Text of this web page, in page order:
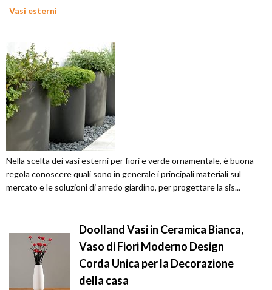
Vasi esterni
Nella scelta dei vasi esterni per fiori e verde ornamentale, è buona
regola conoscere quali sono in generale i principali materiali sul
mercato e le soluzioni di arredo giardino, per progettare la sis...
Doolland Vasi in Ceramica Bianca,
Vaso di Fiori Moderno Design
Corda Unica per la Decorazione
della casa